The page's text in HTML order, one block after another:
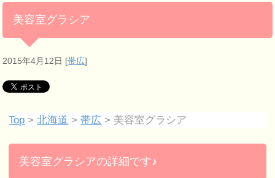
美容室グラシア
2015年4月12日 [帯広]
Top >北海道 >帯広 > 美容室グラシア
美容室グラシアの詳細です♪